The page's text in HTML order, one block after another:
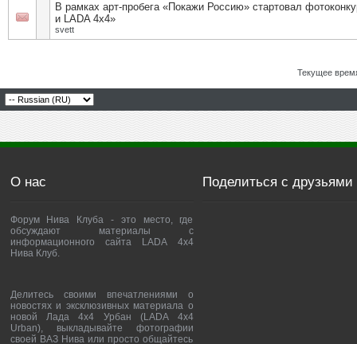
В рамках арт-пробега «Покажи Россию» стартовал
и LADA 4х4»
svett
Текущее
О нас
Форум Нива Клуба - это место, где
обсуждают материалы с
информационного сайта LADA 4x4
Нива Клуб.
Делитесь своими впечатлениями о
новостях и эксклюзивных материала о
новой Лада 4х4 Урбан (LADA 4x4
Urban), выкладывайте фотографии
своей ВАЗ Нива или просто общайтесь
Поделиться с друзьями